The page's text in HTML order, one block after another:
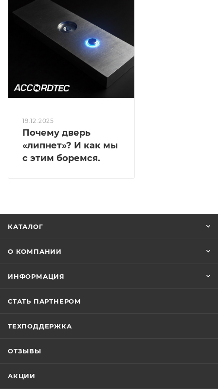
19.12.2025
Почему дверь
«липнет»? И как мы
с этим боремся.
КАТАЛОГ
О КОМПАНИИ
ИНФОРМАЦИЯ
СТАТЬ ПАРТНЕРОМ
ТЕХПОДДЕРЖКА
ОТЗЫВЫ
АКЦИИ